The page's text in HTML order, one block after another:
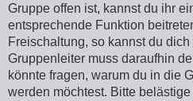
Gruppe offen ist, kannst du ihr
entsprechende Funktion
Freischaltung, so kannst du
Gruppenleiter muss daraufhin
könnte fragen, warum du in die
werden möchtest. Bitte